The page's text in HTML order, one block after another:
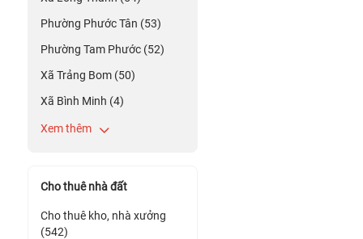
Phường Phước Tân (53)
Phường Tam Phước (52)
Xã Trảng Bom (50)
Xã Bình Minh (4)
Xem thêm
Cho thuê nhà đất
Cho thuê kho, nhà xưởng
(542)